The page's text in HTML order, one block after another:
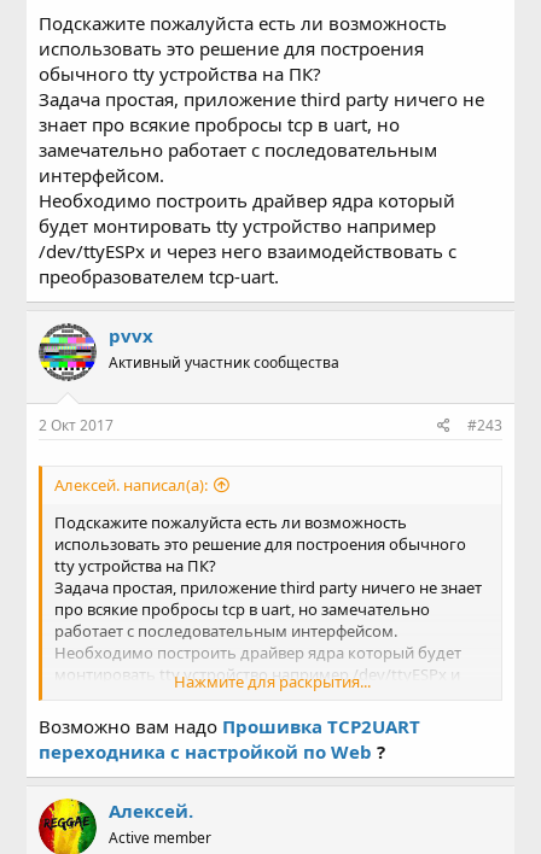
Подскажите пожалуйста есть ли возможность
использовать это решение для построения
обычного tty устройства на ПК?
Задача простая, приложение third party ничего не
знает про всякие пробросы tcp в uart, но
замечательно работает с последовательным
интерфейсом.
Необходимо построить драйвер ядра который
будет монтировать tty устройство например
/dev/ttyESPx и через него взаимодействовать с
преобразователем tcp-uart.
pvvx
Активный участник сообщества
2 Окт 2017 #243
Алексей. написал(а):
Подскажите пожалуйста есть ли возможность
использовать это решение для построения обычного
tty устройства на ПК?
Задача простая, приложение third party ничего не знает
про всякие пробросы tcp в uart, но замечательно
работает с последовательным интерфейсом.
Необходимо построить драйвер ядра который будет
монтировать tty устройство например /dev/ttyESPx и
через него взаимодействовать с преобразователем tcp-
Нажмите для раскрытия...
Возможно вам надо Прошивка TCP2UART
переходника с настройкой по Web ?
Алексей.
Active member